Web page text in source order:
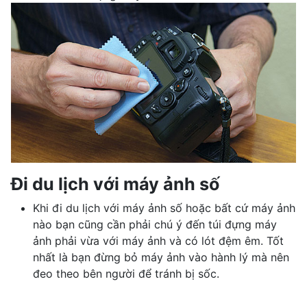
Đi du lịch với máy ảnh số
Khi đi du lịch với máy ảnh số hoặc bất cứ máy ảnh
nào bạn cũng cần phải chú ý đến túi đựng máy
ảnh phải vừa với máy ảnh và có lót đệm êm. Tốt
nhất là bạn đừng bỏ máy ảnh vào hành lý mà nên
đeo theo bên người để tránh bị sốc.